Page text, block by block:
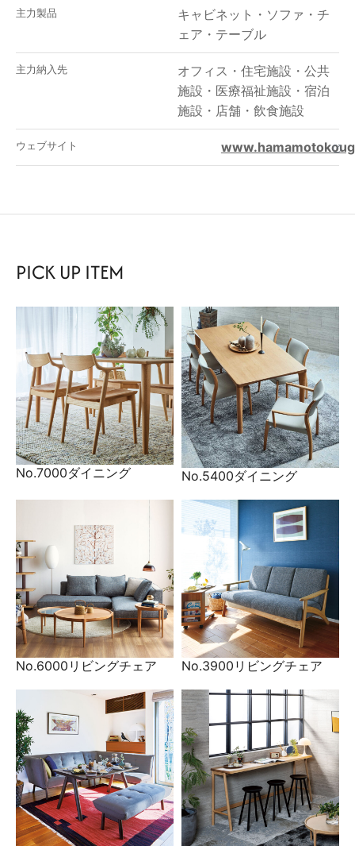
主力製品 キャビネット ・ ソファ ・ チ
ェア ・ テーブル
主力納入先 オフィス ・ 住宅施設 ・ 公共
施設 ・ 医療福祉施設 ・ 宿泊
施設 ・ 店舗 ・ 飲食施設
ウェブサイト
PICK UP ITEM
No.7000ダイニング No.5400ダイニング
No.6000リビングチェア No.3900リビングチェア